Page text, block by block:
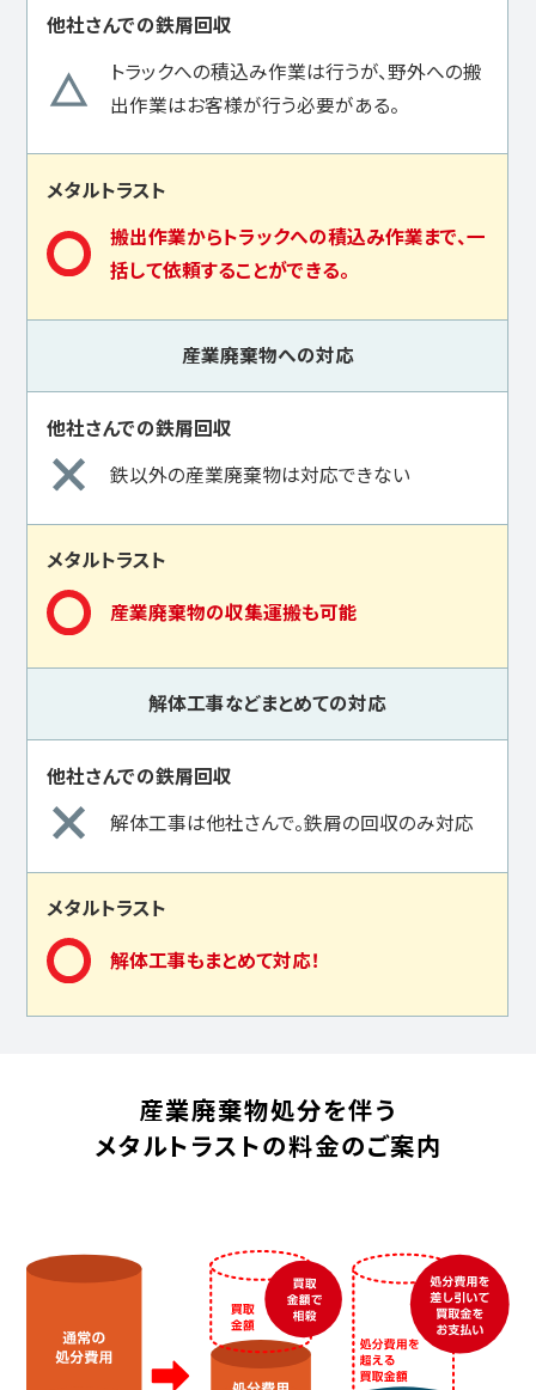
トラックへの積込み作業は行うが、野外への搬
出作業はお客様が行う必要がある。
搬出作業からトラックへの積込み作業まで、一
括して依頼することができる。
産業廃棄物への対応
鉄以外の産業廃棄物は対応できない
産業廃棄物の収集運搬も可能
解体工事などまとめての対応
解体工事は他社さんで。鉄屑の回収のみ対応
解体工事もまとめて対応！
産業廃棄物処分を伴う
メタルトラストの料金のご案内